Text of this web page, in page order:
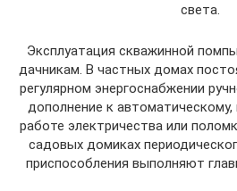
света.
Эксплуатация скважинной
дачникам. В частных домах
регулярном энергоснабжении
дополнение к автоматическому,
работе электричества или
садовых домиках
приспособления выполняют